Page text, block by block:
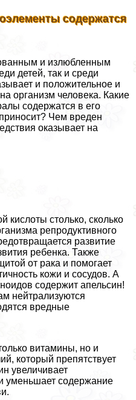
содержатся
и излюбленным
детей, так и среди
и положительное и
организм человека. Какие
содержатся в его
Чем вреден
оказывает на
кислоты столько, сколько
репродуктивного
развитие
ребенка. Также
от paка и помогает
кожи и сосудов. А
содержит апельсин!
нейтрализуются
вредные
витамины, но и
который препятствует
увеличивает
уменьшает содержание